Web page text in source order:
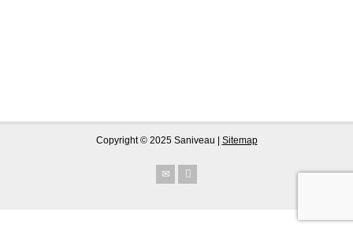
Copyright © 2025 Saniveau | Sitemap